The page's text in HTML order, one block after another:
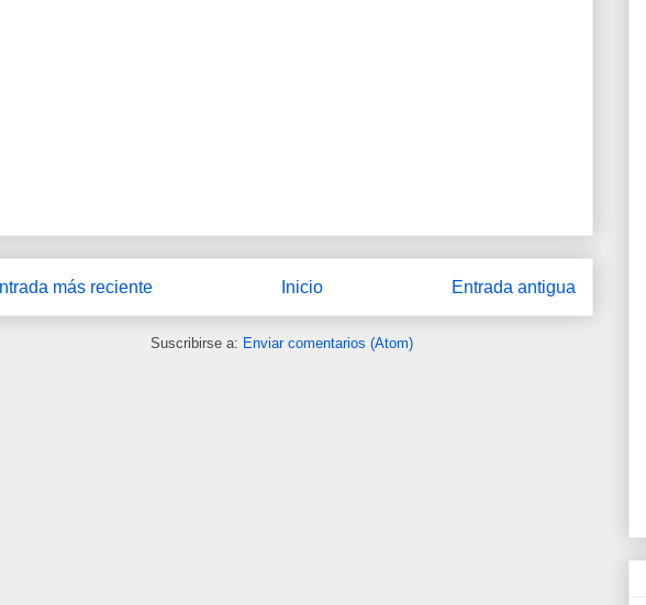
más reciente Entrada antigua
Inicio
Suscribirse a: Enviar comentarios (Atom)